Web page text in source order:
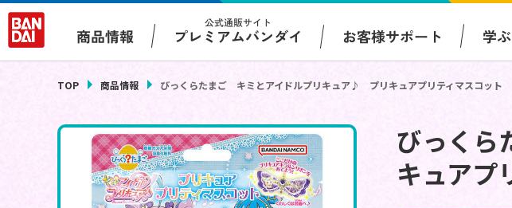
商品情報
公式通販サイト
プレミアムバンダイ お客様サポート 学ぶ
TOP 商品情報 びっくらたまご キミとアイドルプリキュア♪ プリキュアプリティマスコット
びっく
キュアプ